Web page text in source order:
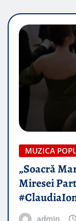
MUZICA
„Soacră
Miresei
admin